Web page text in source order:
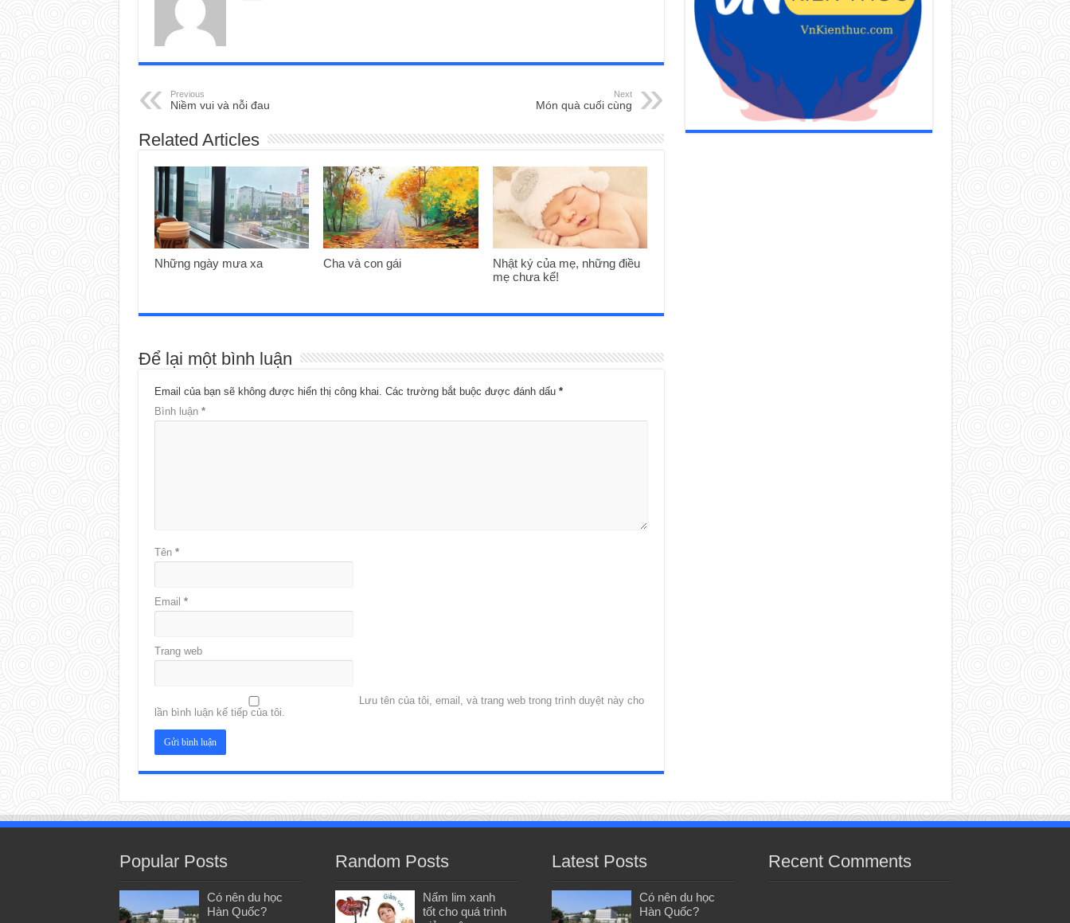
Previous
Niềm vui và nỗi đau
Next
Món quà cuối cùng
Related Articles
Những ngày mưa xa Cha và con gái
Nhật ký của mẹ, những điều
mẹ chưa kể!
Để lại một bình luận
Email của bạn sẽ không được hiển thị công khai. Các trường bắt buộc được đánh dấu *
Bình luận *
Tên *
Email *
Trang web
Lưu tên của tôi, email, và trang web trong trình duyệt này cho
lần bình luận kế tiếp của tôi.
Popular Posts
Có nên du học
Hàn Quốc?
Random Posts
Nấm lim xanh
tốt cho quá trình
Latest Posts
Có nên du học
Hàn Quốc?
Recent Comments